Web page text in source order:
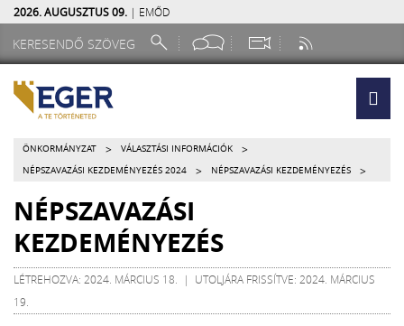
2026. AUGUSZTUS 09. | EMŐD
ÖNKORMÁNYZAT > VÁLASZTÁSI INFORMÁCIÓK >
NÉPSZAVAZÁSI KEZDEMÉNYEZÉS 2024 > NÉPSZAVAZÁSI KEZDEMÉNYEZÉS >
NÉPSZAVAZÁSI
KEZDEMÉNYEZÉS
LÉTREHOZVA: 2024. MÁRCIUS 18. | UTOLJÁRA FRISSÍTVE: 2024. MÁRCIUS
19.